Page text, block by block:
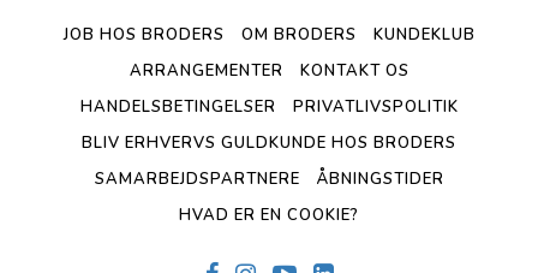
JOB HOS BRODERS OM BRODERS
KUNDEKLUB
ARRANGEMENTER
KONTAKT OS
HANDELSBETINGELSER
PRIVATLIVSPOLITIK
BLIV ERHVERVS GULDKUNDE HOS BRODERS
SAMARBEJDSPARTNERE
ÅBNINGSTIDER
HVAD ER EN COOKIE?